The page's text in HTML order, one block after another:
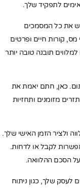
לתפקיד שלך.
את כל המסמכים
מס, קורות חיים ופרטים
למלווים תובנה טובה יותר
כאן, חתם יאמת את
מזומנים ותחזיות
ולציר הזמן האישי שלך.
לקבל או לדחות.
הסכם ההלוואה.
לעסק שלך, כגון ניתוח